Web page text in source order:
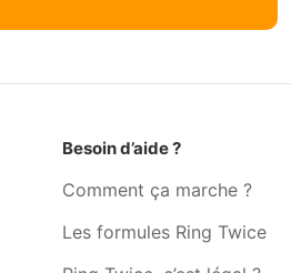
Besoin d’aide ?
Comment ça marche ?
Les formules Ring Twice